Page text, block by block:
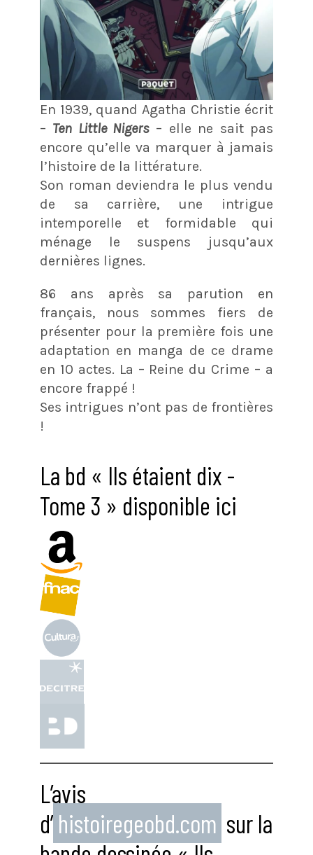
En 1939, quand Agatha Christie écrit
– Ten Little Nigers– elle ne sait pas
encore qu’elle va marquer à jamais
l’histoire de la littérature.
Son roman deviendra le plus vendu
de sa carrière, une intrigue
intemporelle et formidable qui
ménage le suspens jusqu’aux
dernières lignes.
86 ans après sa parution en
français, nous sommes fiers de
présenter pour la première fois une
adaptation en manga de ce drame
en 10 actes. La – Reine du Crime – a
encore frappé !
Ses intrigues n’ont pas de frontières
!
La bd « Ils étaient dix -
Tome 3 » disponible ici
L’avis
d’ histoiregeobd.com sur la